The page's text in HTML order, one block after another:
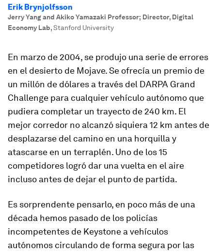
Erik Brynjolfsson
Jerry Yang and Akiko Yamazaki Professor; Director, Digital
Economy Lab,Stanford University
En marzo de 2004, se produjo una serie de errores
en el desierto de Mojave. Se ofrecía un premio de
un millón de dólares a través del DARPA Grand
Challenge para cualquier vehículo autónomo que
pudiera completar un trayecto de 240 km. El
mejor corredor no alcanzó siquiera 12 km antes de
desplazarse del camino en una horquilla y
atascarse en un terraplén. Uno de los 15
competidores logró dar una vuelta en el aire
incluso antes de dejar el punto de partida.
Es sorprendente pensarlo, en poco más de una
década hemos pasado de los policías
incompetentes de Keystone a vehículos
autónomos circulando de forma segura por las